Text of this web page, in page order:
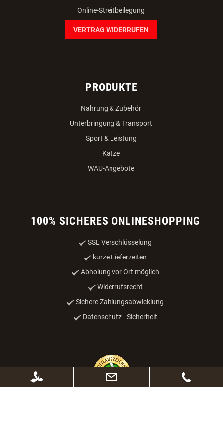
Online-Streitbeilegung
VERTRAG WIDERRUFEN
PRODUKTE
Nahrung & Zubehör
Unterbringung & Transport
Sport & Leistung
Katze
WAU-Angebote
100% SICHERES ONLINESHOPPING
SSL Verschlüsselung
kurze Lieferzeiten
Abholung vor Ort möglich
Widerrufsrecht
Sichere Zahlungsabwicklung
Datenschutz - Sicherheit